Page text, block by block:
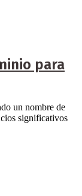
para
un nombre de
significativos